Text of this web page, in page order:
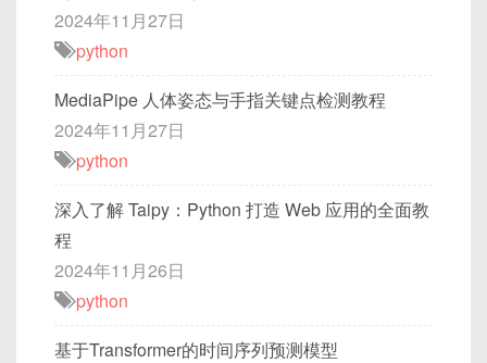
2024年11月27日
python
MediaPipe 人体姿态与手指关键点检测教程
2024年11月27日
python
深入了解 Taipy：Python 打造 Web 应用的全面教
程
2024年11月26日
python
基于Transformer的时间序列预测模型